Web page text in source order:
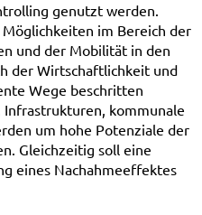
genutzt werden.
im Bereich der
und der Mobilität in den
der Wirtschaftlichkeit und
Wege beschritten
kommunale
um hohe Potenziale der
Gleichzeitig soll eine
eines Nachahmeeffektes